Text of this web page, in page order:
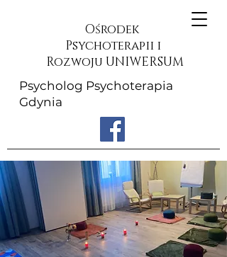
Ośrodek
Psychoterapii i
Rozwoju UNIWERSUM
Psycholog Psychoterapia
Gdynia